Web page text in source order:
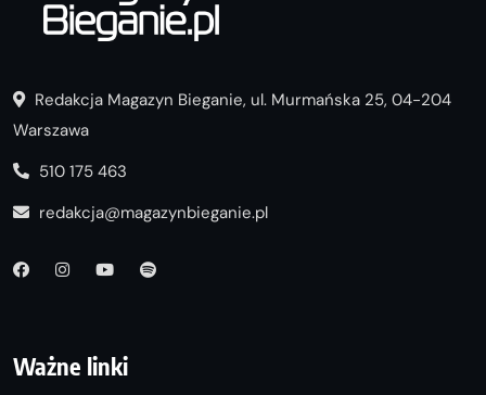
Redakcja Magazyn Bieganie, ul. Murmańska 25, 04-204
Warszawa
510 175 463
redakcja@magazynbieganie.pl
Ważne linki